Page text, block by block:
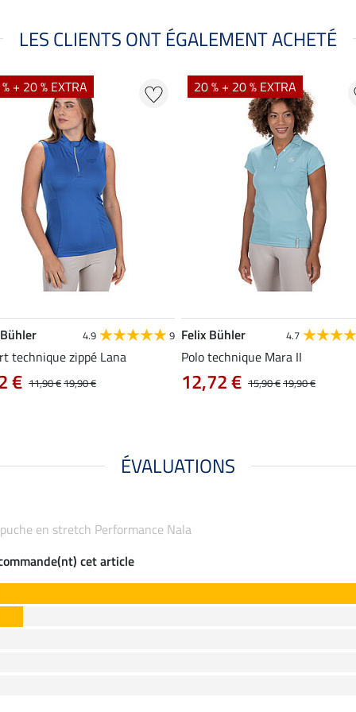
LES CLIENTS ONT ÉGALEMENT ACHETÉ
+ 20 % EXTRA
4.9 9
technique zippé Lana
11,90 €19,90 €
€
20 % + 20 % EXTRA
Felix Bühler 4.7
Polo technique Mara II
15,90 €19,90 €
12,72 €
ÉVALUATIONS
en stretch Performance Nala
cet article